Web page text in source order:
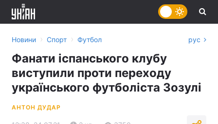
Новини › Спорт › Футбол рус
Фанати іспанського клубу
виступили проти переходу
українського футболіста Зозулі
АНТОН ДУДАР